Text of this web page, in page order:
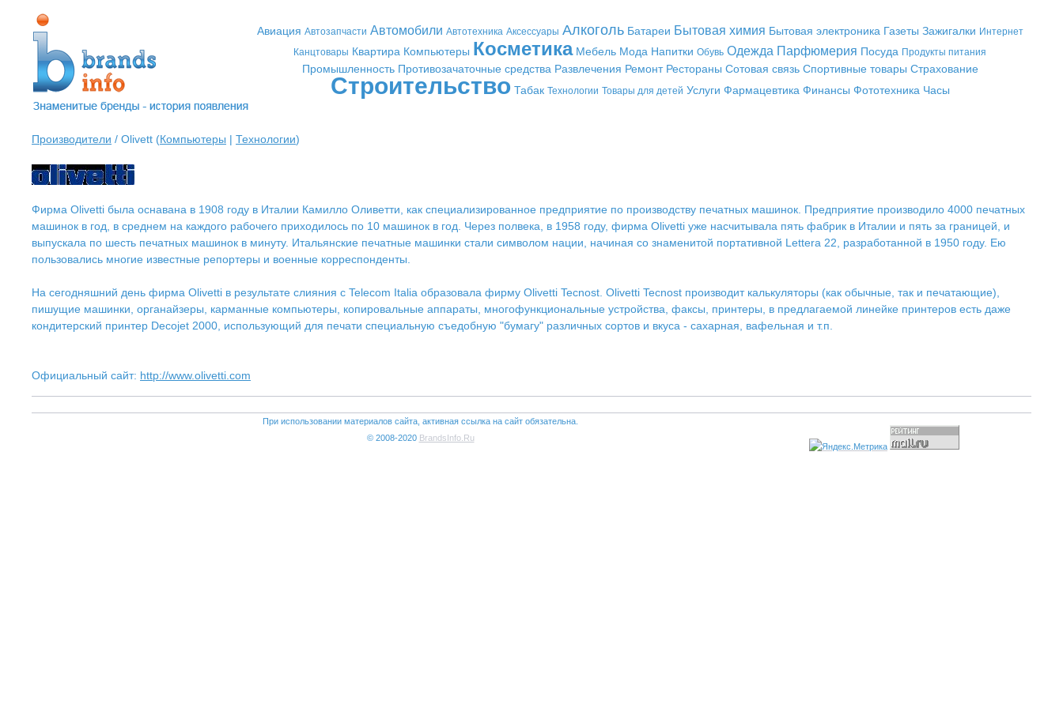
Авиация Автозапчасти Автомобили Автотехника Аксессуары Алкоголь Батареи Бытовая химия Бытовая электроника Газеты Зажигалки Интернет
Канцтовары Квартира Компьютеры Косметика Мебель Мода Напитки Обувь Одежда Парфюмерия Посуда Продукты питания
Промышленность Противозачаточные средства Развлечения Ремонт Рестораны Сотовая связь Спортивные товары Страхование
Строительство Табак Технологии Товары для детей Услуги Фармацевтика Финансы Фототехника Часы
Производители / Olivett (Компьютеры | Технологии)
Фирма Olivetti была оснавана в 1908 году в Италии Камилло Оливетти, как специализированное предприятие по производству печатных машинок. Предприятие производило 4000 печатных
машинок в год, в среднем на каждого рабочего приходилось по 10 машинок в год. Через полвека, в 1958 году, фирма Olivetti уже насчитывала пять фабрик в Италии и пять за границей, и
выпускала по шесть печатных машинок в минуту. Итальянские печатные машинки стали символом нации, начиная со знаменитой портативной Lettera 22, разработанной в 1950 году. Ею
пользовались многие известные репортеры и военные корреспонденты.
Hа сегодняшний день фирма Olivetti в результате слияния c Telecom Italia образовала фирму Olivetti Tecnost. Olivetti Tecnost производит калькуляторы (как обычные, так и печатающие),
пишущие машинки, органайзеры, карманные компьютеры, копировальные аппараты, многофункциональные устройства, факсы, принтеры, в предлагаемой линейке принтеров есть даже
кондитерский принтер Decojet 2000, использующий для печати специальную съедобную "бумагу" различных сортов и вкуса - сахарная, вафельная и т.п.
Официальный сайт: http://www.olivetti.com
При использовании материалов сайта, активная ссылка на сайт обязательна.
© 2008-2020 BrandsInfo.Ru